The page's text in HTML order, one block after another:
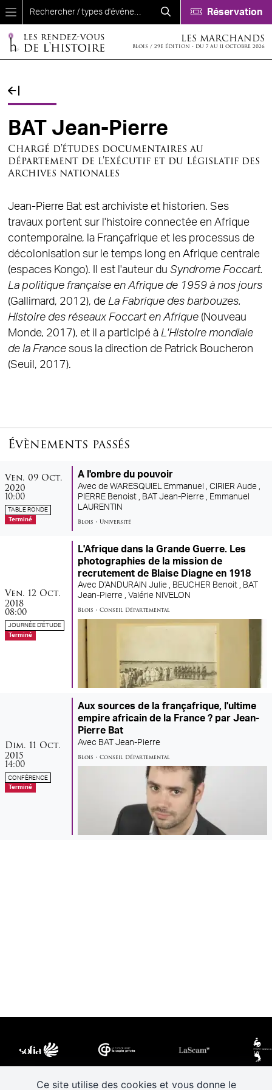
Ce site utilise des cookies et vous donne le
Aller au contenu principal
Réservation
LES MARCHANDS
BLOIS / 29E ÉDITION - DU 7 AU 11 OCTOBRE 2026
BAT Jean-Pierre
Chargé d'études documentaires au
département de l'Exécutif et du Législatif des
Archives nationales
Jean-Pierre Bat est archiviste et historien. Ses
travaux portent sur l'histoire connectée en Afrique
contemporaine, la Françafrique et les processus de
décolonisation sur le temps long en Afrique centrale
(espaces Kongo). Il est l'auteur du Syndrome Foccart.
La politique française en Afrique de 1959 à nos jours
(Gallimard, 2012), de La Fabrique des barbouzes.
Histoire des réseaux Foccart en Afrique(Nouveau
Monde, 2017), et il a participé à L'Histoire mondiale
de la Francesous la direction de Patrick Boucheron
(Seuil, 2017).
Évènements passés
vendredi
Ven. 09 octobre
Oct.
2020
10:00
TABLE RONDE
Terminé
A l'ombre du pouvoir
Avec de WARESQUIEL Emmanuel , CIRIER Aude ,
PIERRE Benoist ,
BAT Jean-Pierre ,
Emmanuel
LAURENTIN
Blois • Université
vendredi
Ven. 12 octobre
Oct.
2018
08:00
JOURNÉE D'ÉTUDE
Terminé
L'Afrique dans la Grande Guerre. Les
photographies de la mission de
recrutement de Blaise Diagne en 1918
Avec D'ANDURAIN Julie , BEUCHER Benoit , BAT
Jean-Pierre , Valérie NIVELON
Blois • Conseil Départemental
dimanche
Dim. 11 octobre
Oct.
2015
14:00
CONFÉRENCE
Terminé
Aux sources de la françafrique, l'ultime
empire africain de la France ? par Jean-
Pierre Bat
Avec BAT Jean-Pierre
Blois • Conseil Départemental